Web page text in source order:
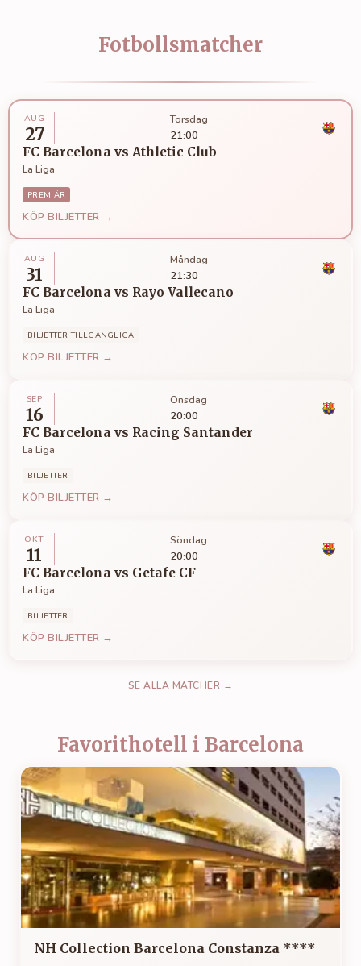
Fotbollsmatcher
AUG
27
Torsdag
21:00
FC Barcelona vs Athletic Club
La Liga
PREMIÄR
KÖP BILJETTER →
AUG
31
Måndag
21:30
FC Barcelona vs Rayo Vallecano
La Liga
BILJETTER TILLGÄNGLIGA
KÖP BILJETTER →
SEP
16
Onsdag
20:00
FC Barcelona vs Racing Santander
La Liga
BILJETTER
KÖP BILJETTER →
OKT
11
Söndag
20:00
FC Barcelona vs Getafe CF
La Liga
BILJETTER
KÖP BILJETTER →
SE ALLA MATCHER →
Favorithotell i Barcelona
NH Collection Barcelona Constanza ****